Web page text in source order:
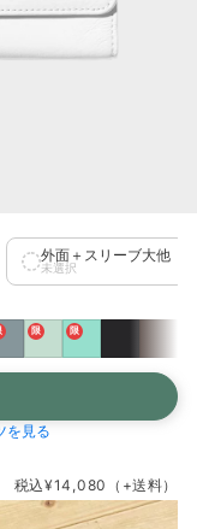
外面＋スリーブ大他
未選択
限 限
税込¥14,080 （+送料）
を見る